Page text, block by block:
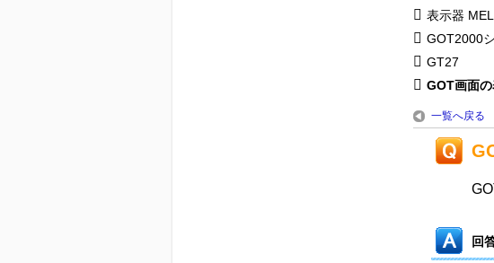
表示器
GOT2000
GT27
GOT画面
一覧へ戻る
回